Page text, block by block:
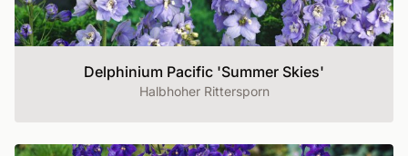
Delphinium Pacific 'Summer Skies'
Halbhoher Rittersporn